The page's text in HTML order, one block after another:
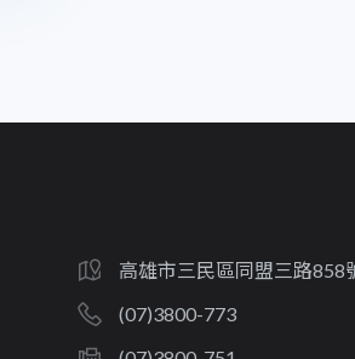
高雄市三民區同盟三路858
(07)3800-773